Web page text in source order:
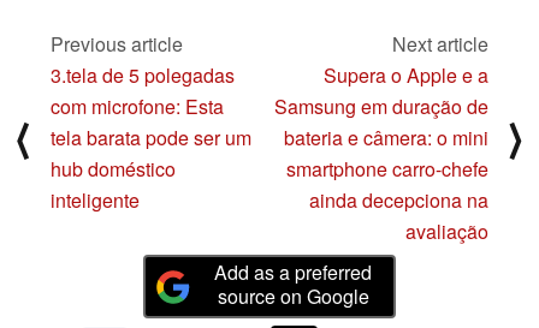
⟨
Previous article
3.tela de 5 polegadas
com microfone: Esta
tela barata pode ser um
hub doméstico
inteligente
Next article
Supera o Apple e a
Samsung em duração de
bateria e câmera: o mini
smartphone carro-chefe
ainda decepciona na
avaliação
⟩
Add as a preferred
source on Google